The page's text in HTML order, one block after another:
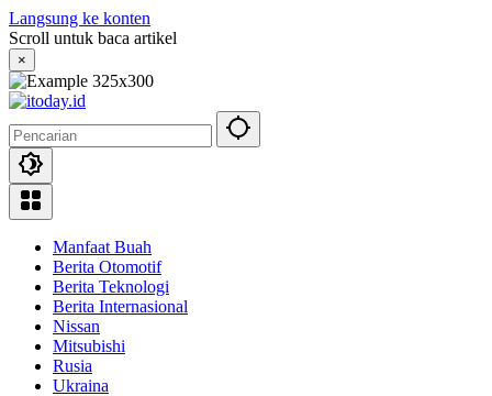
Langsung ke konten
Scroll untuk baca artikel
×
Manfaat Buah
Berita Otomotif
Berita Teknologi
Berita Internasional
Nissan
Mitsubishi
Rusia
Ukraina